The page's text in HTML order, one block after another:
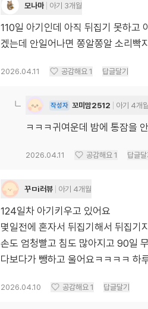
모나마 아기 3개월
110일 아기인데 아직 뒤집기 못하고
겠는데 안일어나면 쫑알쫑알 소리빡
2026.04.11 공감해요 1 답글달기
작성자 꼬미맘2512 아기 4개
ㅋㅋㅋ귀여운데 밤에 통잠을
2026.04.11 공감해요 1 답글
꾸ㅁi러뷰 아기 4개월
124일차 아기키우고 있어요
몇일전에 혼자서 뒤집기해서 뒤집기
손도 엄청빨고 침도 많아지고 90일
다보다가 뺑하고 울어요ㅋㅋㅋㅋ 하
2026.04.10 공감해요 1 답글달기